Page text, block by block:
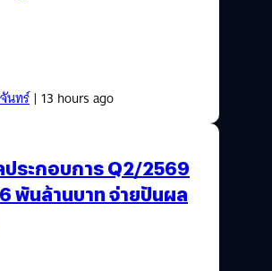
นทร์| 13 hours ago
ประกอบการ Q2/2569
พันล้านบาท จ่ายปันผล